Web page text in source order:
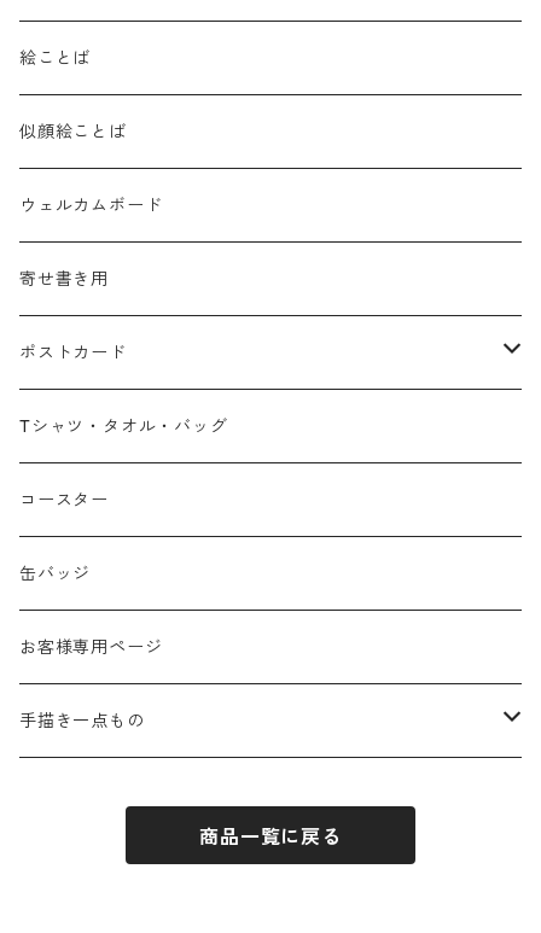
絵ことば
似顔絵ことば
ウェルカムボード
寄せ書き用
ポストカード
広島弁
春
夏
秋
冬
Tシャツ・タオル・バッグ
コースター
缶バッジ
お客様専用ページ
手描き一点もの
手描きウォールポケット
商品一覧に戻る